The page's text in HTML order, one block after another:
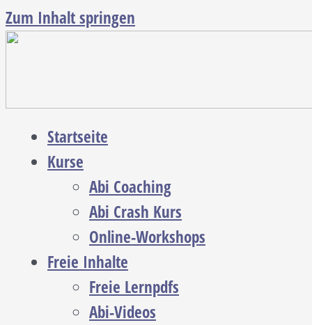
Zum Inhalt springen
Startseite
Kurse
Abi Coaching
Abi Crash Kurs
Online-Workshops
Freie Inhalte
Freie Lernpdfs
Abi-Videos